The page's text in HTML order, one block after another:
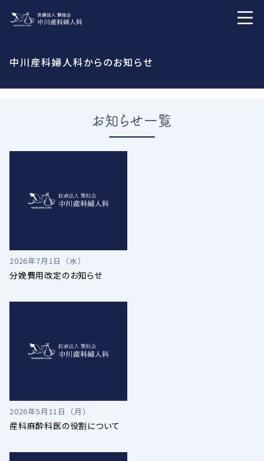
中川産科婦人科からのお知らせ
お知らせ一覧
2026年7月1日（水）
分娩費用改定のお知らせ
2026年5月11日（月）
産科麻酔科医の役割について